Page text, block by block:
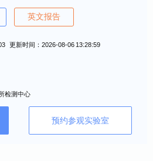
英文报告
更新时间：2026-08-06 13:28:59
检测中心
预约参观实验室